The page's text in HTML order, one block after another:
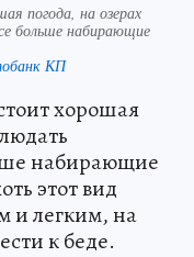
погода, на озерах
больше набирающие
КП
хорошая
набирающие
этот вид
и легким, на
к беде.